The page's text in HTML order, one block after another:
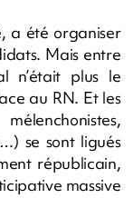
a été organiser
Mais entre
n’était plus le
au RN. Et les
se sont ligués
républicain,
massive